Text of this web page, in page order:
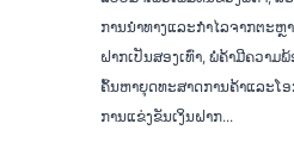
ການນໍາທາງແລະກໍາໄລຈາກຕະຫຼ
ຝາກເປັນສອງເທົ່າ, ພໍ່ຄ້າມີຄວາມ
ຄົ້ນຫາຍຸດທະສາດການຄ້າແລະໂ
ການແຂ່ງຂັນເງິນຝາກ...